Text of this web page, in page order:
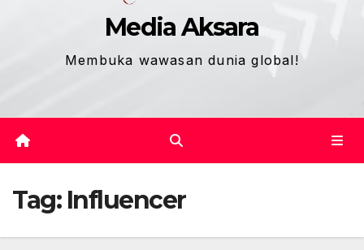
Media Aksara
Membuka wawasan dunia global!
Tag: Influencer